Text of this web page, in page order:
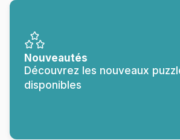
Nouveautés
Découvrez les nouveaux
disponibles